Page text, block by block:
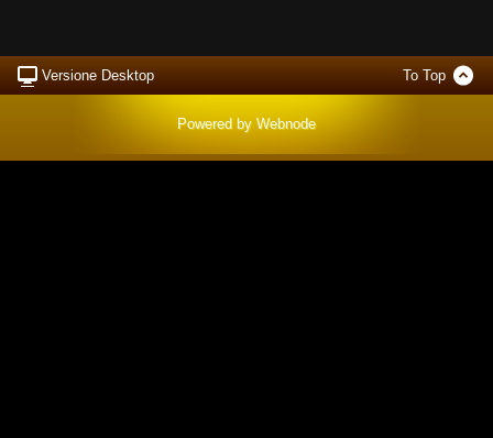
Versione Desktop To Top
Powered by Webnode